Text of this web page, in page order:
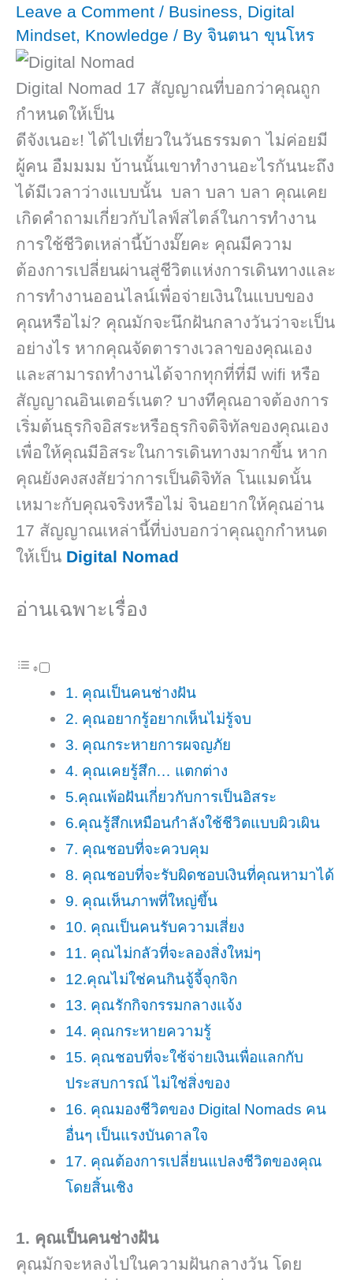
Skip
content
Leave a Comment / Business, Digital
Mindset, Knowledge / By จินตนา ขุนโหร
Digital Nomad 17 สัญญาณที่บอกว่าคุณถูก
กำหนดให้เป็น
ดีจังเนอะ! ได้ไปเที่ยวในวันธรรมดา ไม่ค่อยมี
ผู้คน อืมมมม บ้านนั้นเขาทำงานอะไรกันนะถึง
ได้มีเวลาว่างแบบนั้น บลา บลา บลา คุณเคย
เกิดคำถามเกี่ยวกับไลฟ์สไตล์ในการทำงาน
การใช้ชีวิตเหล่านี้บ้างมั๊ยคะ คุณมีความ
ต้องการเปลี่ยนผ่านสู่ชีวิตแห่งการเดินทางและ
การทำงานออนไลน์เพื่อจ่ายเงินในแบบของ
คุณหรือไม่? คุณมักจะนึกฝันกลางวันว่าจะเป็น
อย่างไร หากคุณจัดตารางเวลาของคุณเอง
และสามารถทำงานได้จากทุกที่ที่มี wifi หรือ
สัญญาณอินเตอร์เนต? บางทีคุณอาจต้องการ
เริ่มต้นธุรกิจอิสระหรือธุรกิจดิจิทัลของคุณเอง
เพื่อให้คุณมีอิสระในการเดินทางมากขึ้น หาก
คุณยังคงสงสัยว่าการเป็นดิจิทัล โนแมดนั้น
เหมาะกับคุณจริงหรือไม่ จินอยากให้คุณอ่าน
17 สัญญาณเหล่านี้ที่บ่งบอกว่าคุณถูกกำหนด
ให้เป็น Digital Nomad
อ่านเฉพาะเรื่อง
1. คุณเป็นคนช่างฝัน
2. คุณอยากรู้อยากเห็นไม่รู้จบ
3. คุณกระหายการผจญภัย
4. คุณเคยรู้สึก… แตกต่าง
5.คุณเพ้อฝันเกี่ยวกับการเป็นอิสระ
6.คุณรู้สึกเหมือนกำลังใช้ชีวิตแบบผิวเผิน
7. คุณชอบที่จะควบคุม
8. คุณชอบที่จะรับผิดชอบเงินที่คุณหามาได้
9. คุณเห็นภาพที่ใหญ่ขึ้น
10. คุณเป็นคนรับความเสี่ยง
11. คุณไม่กลัวที่จะลองสิ่งใหม่ๆ
12.คุณไม่ใช่คนกินจู้จี้จุกจิก
13. คุณรักกิจกรรมกลางแจ้ง
14. คุณกระหายความรู้
15. คุณชอบที่จะใช้จ่ายเงินเพื่อแลกกับ
ประสบการณ์ ไม่ใช่สิ่งของ
16. คุณมองชีวิตของ Digital Nomads คน
อื่นๆ เป็นแรงบันดาลใจ
17. คุณต้องการเปลี่ยนแปลงชีวิตของคุณ
โดยสิ้นเชิง
1. คุณเป็นคนช่างฝัน
คุณมักจะหลงไปในความฝันกลางวัน โดย